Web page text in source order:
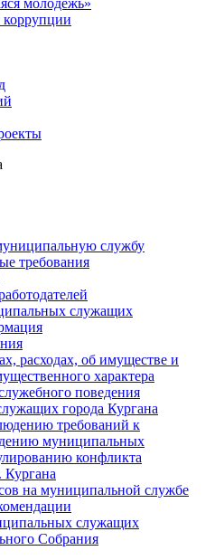
коррупции
службу
требования
служащих
расходах, об имуществе и
характера
поведения
города Кургана
требований к
муниципальных
конфликта
на муниципальной службе
служащих
Cобрания